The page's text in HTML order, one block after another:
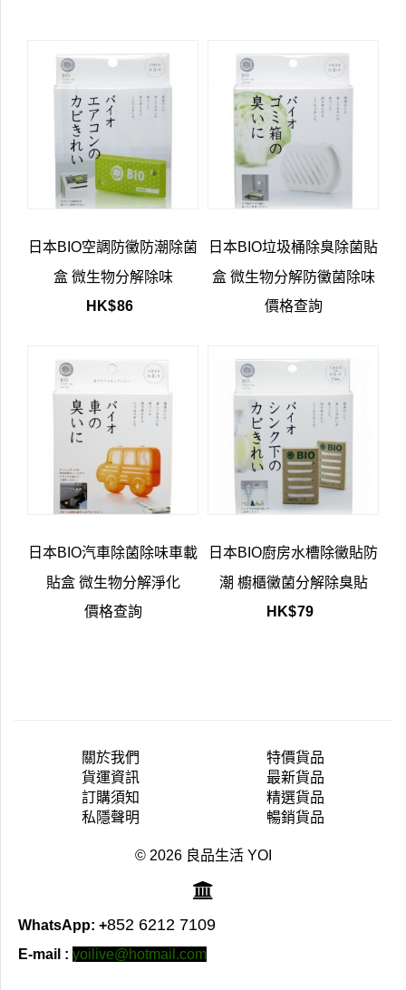
日本BIO空調防黴防潮除菌
盒 微生物分解除味
HK$86
日本BIO垃圾桶除臭除菌貼
盒 微生物分解防黴菌除味
價格查詢
日本BIO汽車除菌除味車載
貼盒 微生物分解淨化
價格查詢
日本BIO廚房水槽除黴貼防
潮 櫥櫃黴菌分解除臭貼
HK$79
關於我們
貨運資訊
訂購須知
私隱聲明
特價貨品
最新貨品
精選貨品
暢銷貨品
© 2026 良品生活 YOI
WhatsApp: +852 6212 7109
E-mail : yoilive@hotmail.com